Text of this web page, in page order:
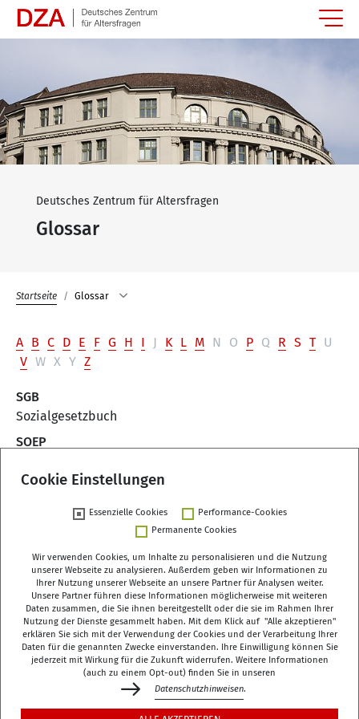
Deutsches Zentrum für Altersfragen
Glossar
Startseite Glossar
A B C D E F G H I J K L M N O P Q R S T U
V W X Y Z
SGB
Sozialgesetzbuch
SOEP
SUF
Scientific Use File
Deutsches Zentrum für Altersfragen (DZA)
Manfred-von-Richthofen-Straße 2
12101 Berlin
dza-berlin dza de
+49 (0)30 - 260740-0
Cookie Einstellungen
Essenzielle Cookies
Performance-Cookies
Permanente Cookies
Wir verwenden Cookies, um Inhalte zu personalisieren und die Nutzung
unserer Webseite zu analysieren. Außerdem geben wir Informationen zu
Ihrer Nutzung unserer Webseite an unsere Partner für Analysen weiter.
Unsere Partner führen diese Informationen möglicherweise mit weiteren
Daten zusammen, die Sie ihnen bereitgestellt oder die sie im Rahmen Ihrer
Nutzung der Dienste gesammelt haben. Mit dem Klick auf "Alle akzeptieren"
erklären Sie sich mit der Verwendung der Cookies und der Verarbeitung Ihrer
Daten für die genannten Zwecke einverstanden. Ihre Einwilligung können Sie
jederzeit mit Wirkung für die Zukunft widerrufen. Weitere Informationen
(auch zu einem Opt-out) finden Sie in unseren
Datenschutzhinweisen.